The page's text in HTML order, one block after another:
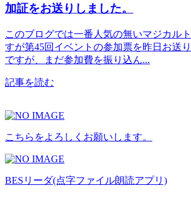
加証をお送りしました。
このブログでは一番人気の無いマジカル
すが第45回イベントの参加票を昨日お送
ですが、まだ参加費を振り込ん...
記事を読む
こちらをよろしくお願いします。
BESリーダ(点字ファイル朗読アプリ)